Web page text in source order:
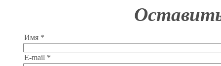
Имя *
E-mail *